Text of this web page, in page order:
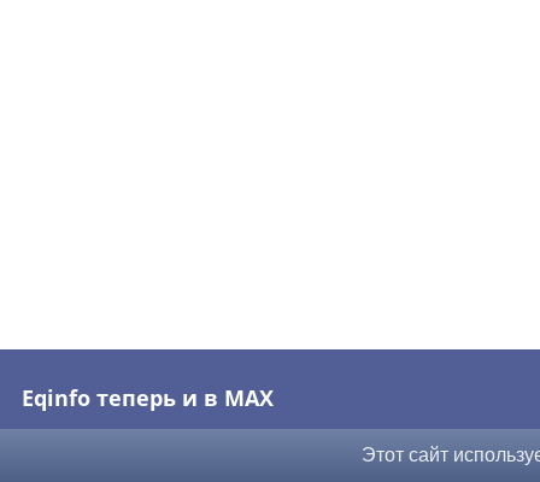
Eqinfo теперь и в MAX
Этот сайт